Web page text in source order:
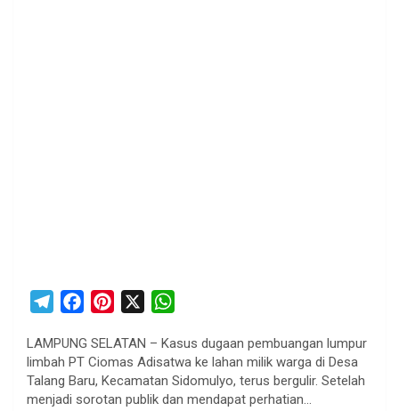
l
e
g
c
e
b
n
t
e
a
t
s
LAMPUNG SELATAN – Kasus dugaan pembuangan lumpur
limbah PT Ciomas Adisatwa ke lahan milik warga di Desa
Talang Baru, Kecamatan Sidomulyo, terus bergulir. Setelah
menjadi sorotan publik dan mendapat perhatian…